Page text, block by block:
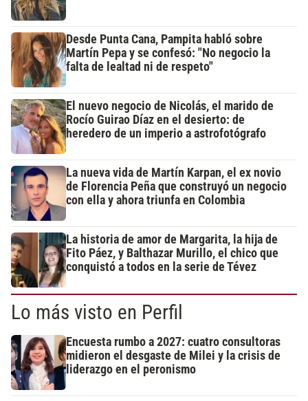
Desde Punta Cana, Pampita habló sobre
Martín Pepa y se confesó: "No negocio la
falta de lealtad ni de respeto"
El nuevo negocio de Nicolás, el marido de
Rocío Guirao Díaz en el desierto: de
heredero de un imperio a astrofotógrafo
La nueva vida de Martín Karpan, el ex novio
de Florencia Peña que construyó un negocio
con ella y ahora triunfa en Colombia
La historia de amor de Margarita, la hija de
Fito Páez, y Balthazar Murillo, el chico que
conquistó a todos en la serie de Tévez
Lo más visto en Perfil
Encuesta rumbo a 2027: cuatro consultoras
midieron el desgaste de Milei y la crisis de
liderazgo en el peronismo